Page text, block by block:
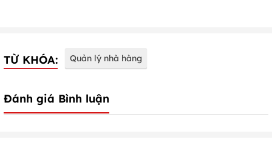
TỪ KHÓA: Quản lý nhà hàng
Đánh giá Bình luận